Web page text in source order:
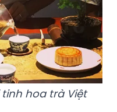
hoa trà Việt